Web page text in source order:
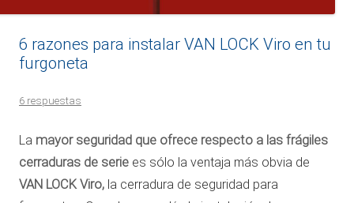
6 razones para instalar VAN LOCK Viro en tu
furgoneta
6 respuestas
La mayor seguridad que ofrece respecto a las frágiles
cerraduras de serie es sólo la ventaja más obvia de
VAN LOCK Viro, la cerradura de seguridad para